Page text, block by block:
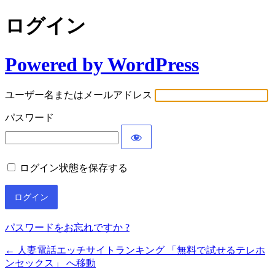
ログイン
Powered by WordPress
ユーザー名またはメールアドレス
パスワード
ログイン状態を保存する
パスワードをお忘れですか ?
← 人妻電話エッチサイトランキング 「無料で試せるテレホ
ンセックス」 へ移動